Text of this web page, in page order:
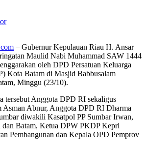
– Gubernur Kepulauan Riau H. Ansar
Maulid Nabi Muhammad SAW 1444
oleh DPD Persatuan Keluarga
Kota Batam di Masjid Babbusalam
Minggu (23/10).
tersebut Anggota DPD RI sekaligus
Asman Abnur, Anggota DPD RI Dharma
diwakili Kasatpol PP Sumbar Irwan,
Batam, Ketua DPW PKDP Kepri
Pembangunan dan Kepala OPD Pemprov